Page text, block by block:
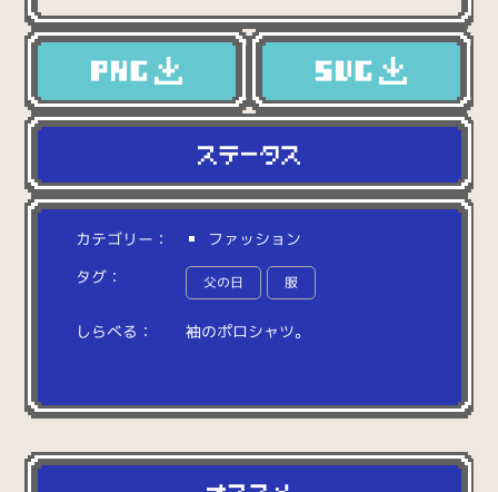
カテゴリー：
ファッション
タグ：
父の日 服
しらべる： 袖のポロ シャ ツ。